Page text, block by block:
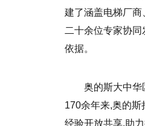
建了涵盖电梯厂
二十余位专家协
依据。
奥的斯大中华
170余年来,奥的
经验开放共享,助